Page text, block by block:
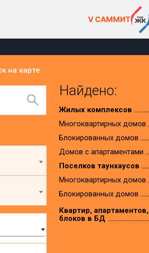
V САММИТ
на карте
Найдено:
Жилых комплексов
Многоквартирных домов
Блокированных домов
Домов с апартаментами
Поселков таунхаусов
Многоквартирных домов
Блокированных домов
Квартир, апартаментов,
блоков в БД